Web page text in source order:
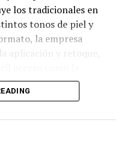
cutánea
una cruzada
La marca se
soluciones accesibles
los tradicionales en
tonos de piel y
la empresa
aplicación y retoque,
zonas. El formato